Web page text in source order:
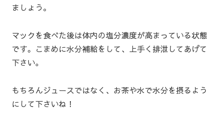
ましょう。
マックを食べた後は体内の塩分濃度が高まっている状態
です。こまめに水分補給をして、上手く排泄してあげて
下さい。
もちろんジュースではなく、お茶や水で水分を摂るよう
にして下さいね！